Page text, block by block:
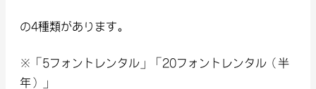
の4種類があります。
※「5フォントレンタル」「20フォントレンタル（半
年）」